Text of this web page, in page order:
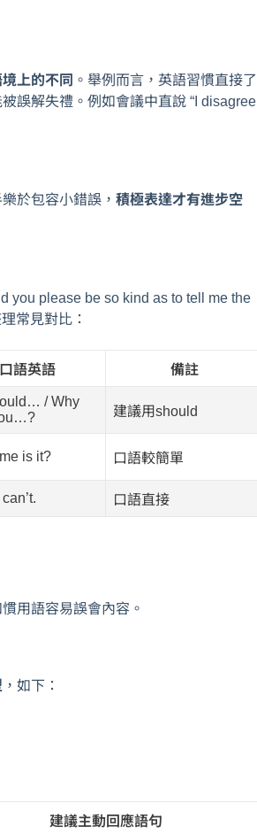
上的不同 。舉例而言，英語習慣直接了
誤解失禮。例如會議中直說 “I disagree
於包容小錯誤， 積極表達才有進步空
you please be so kind as to tell me the
常見對比：
口語英語 備註
/ Why
建議用should
is it? 口語較簡單
口語直接
用語容易誤會內容。
，如下：
建議主動回應語句